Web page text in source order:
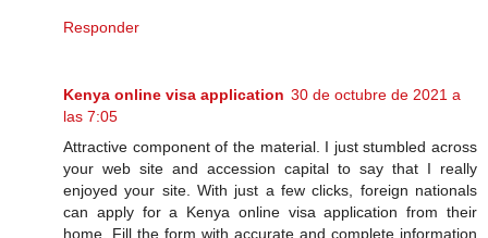
Responder
Kenya online visa application 30 de octubre de 2021 a
las 7:05
Attractive component of the material. I just stumbled across
your web site and accession capital to say that I really
enjoyed your site. With just a few clicks, foreign nationals
can apply for a Kenya online visa application from their
home. Fill the form with accurate and complete information